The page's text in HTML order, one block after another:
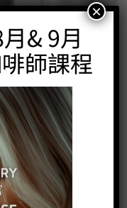
& 9月
師課程
×